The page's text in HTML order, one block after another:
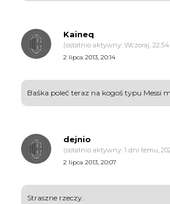
Kaineq
(ostatnio aktywny: Wczoraj,
2 lipca 2013, 20:14
Baśka poleć teraz na kogoś typu Messi
dejnio
(ostatnio aktywny: 1 dni temu,
2 lipca 2013, 20:07
Straszne rzeczy.